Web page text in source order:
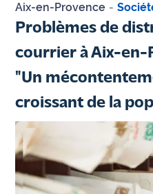
Martigues
de Berre
Marseille
- Aix
OM
Aix-en-Provence -
Problèmes de
courrier à Aix-en-
"Un
croissant de la